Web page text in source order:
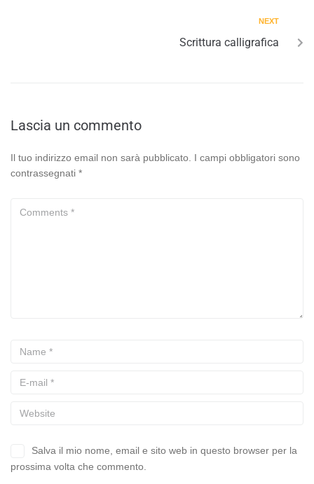
NEXT
Scrittura calligrafica
Lascia un commento
Il tuo indirizzo email non sarà pubblicato. I campi obbligatori sono
contrassegnati *
Salva il mio nome, email e sito web in questo browser per la
prossima volta che commento.